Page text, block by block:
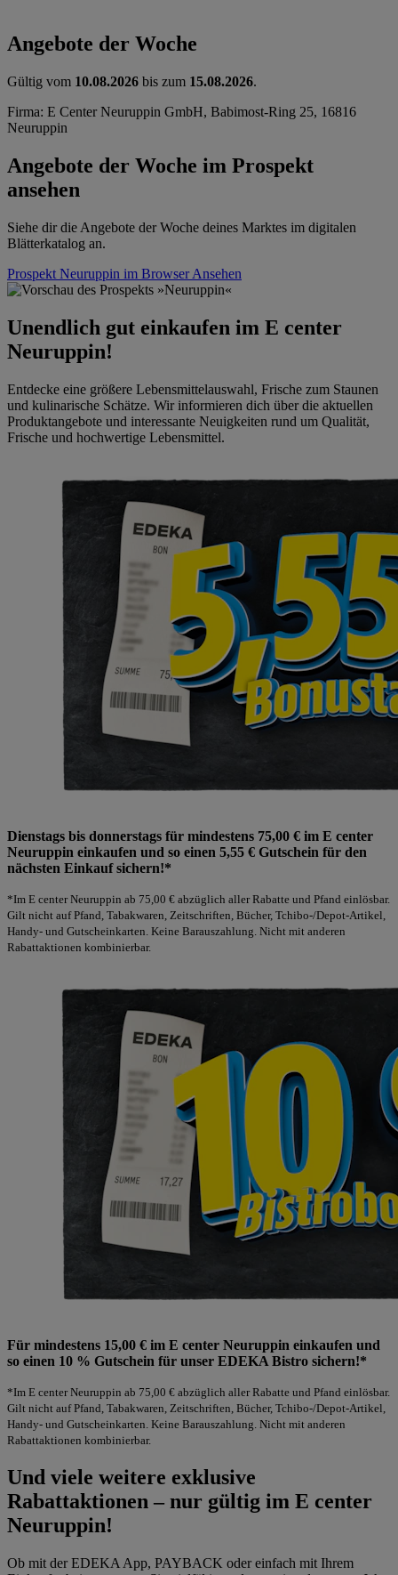
Angebote der Woche
Gültig vom 10.08.2026 bis zum 15.08.2026.
Firma: E Center Neuruppin GmbH, Babimost-Ring 25, 16816
Neuruppin
Angebote der Woche im Prospekt
ansehen
Siehe dir die Angebote der Woche deines Marktes im digitalen
Blätterkatalog an.
Prospekt Neuruppin im Browser Ansehen
Unendlich gut einkaufen im E center
Neuruppin!
Entdecke eine größere Lebensmittelauswahl, Frische zum Staunen
und kulinarische Schätze. Wir informieren dich über die aktuellen
Produktangebote und interessante Neuigkeiten rund um Qualität,
Frische und hochwertige Lebensmittel.
Dienstags bis donnerstags für mindestens 75,00 € im E center
Neuruppin einkaufen und so einen 5,55 € Gutschein für den
nächsten Einkauf sichern!*
*Im E center Neuruppin ab 75,00 € abzüglich aller Rabatte und Pfand einlösbar.
Gilt nicht auf Pfand, Tabakwaren, Zeitschriften, Bücher, Tchibo-/Depot-Artikel,
Handy- und Gutscheinkarten. Keine Barauszahlung. Nicht mit anderen
Rabattaktionen kombinierbar.
Für mindestens 15,00 € im E center Neuruppin einkaufen und
so einen 10 % Gutschein für unser EDEKA Bistro sichern!*
*Im E center Neuruppin ab 75,00 € abzüglich aller Rabatte und Pfand einlösbar.
Gilt nicht auf Pfand, Tabakwaren, Zeitschriften, Bücher, Tchibo-/Depot-Artikel,
Handy- und Gutscheinkarten. Keine Barauszahlung. Nicht mit anderen
Rabattaktionen kombinierbar.
Und viele weitere exklusive
Rabattaktionen – nur gültig im E center
Neuruppin!
Ob mit der EDEKA App, PAYBACK oder einfach mit Ihrem